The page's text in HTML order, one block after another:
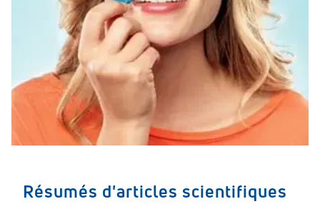
Résumés d'articles scientifiques